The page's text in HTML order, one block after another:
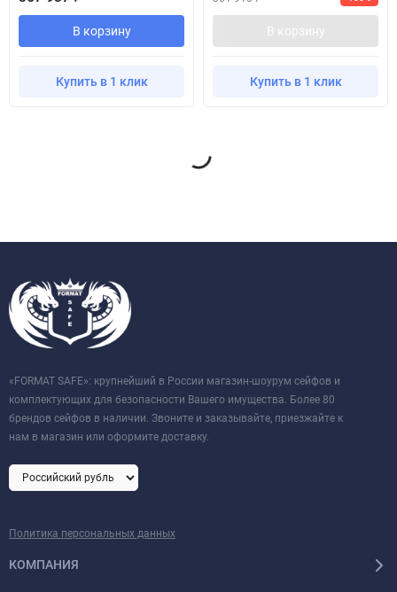
В корзину
Купить в 1 клик
В корзину
Купить в 1 клик
«FORMAT SAFE»: крупнейший в России магазин-шоурум сейфов и
комплектующих для безопасности Вашего имущества. Более 80
брендов сейфов в наличии. Звоните и заказывайте, приезжайте к
нам в магазин или оформите доставку.
Политика персональных данных
КОМПАНИЯ